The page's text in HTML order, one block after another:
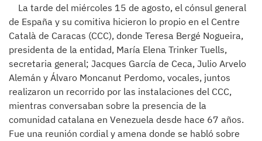
La tarde del miércoles 15 de agosto, el cónsul general
de España y su comitiva hicieron lo propio en el Centre
Català de Caracas (CCC), donde Teresa Bergé Nogueira,
presidenta de la entidad, María Elena Trinker Tuells,
secretaria general; Jacques García de Ceca, Julio Arvelo
Alemán y Álvaro Moncanut Perdomo, vocales, juntos
realizaron un recorrido por las instalaciones del CCC,
mientras conversaban sobre la presencia de la
comunidad catalana en Venezuela desde hace 67 años.
Fue una reunión cordial y amena donde se habló sobre